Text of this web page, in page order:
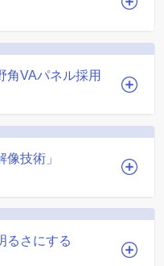
角VAパネル採用
技術」
るさにする